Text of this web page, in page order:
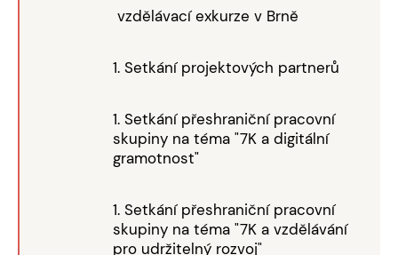
vzdělávací exkurze v Brně
1. Setkání projektových partnerů
1. Setkání přeshraniční pracovní
skupiny na téma "7K a digitální
gramotnost"
1. Setkání přeshraniční pracovní
skupiny na téma "7K a vzdělávání
pro udržitelný rozvoj"